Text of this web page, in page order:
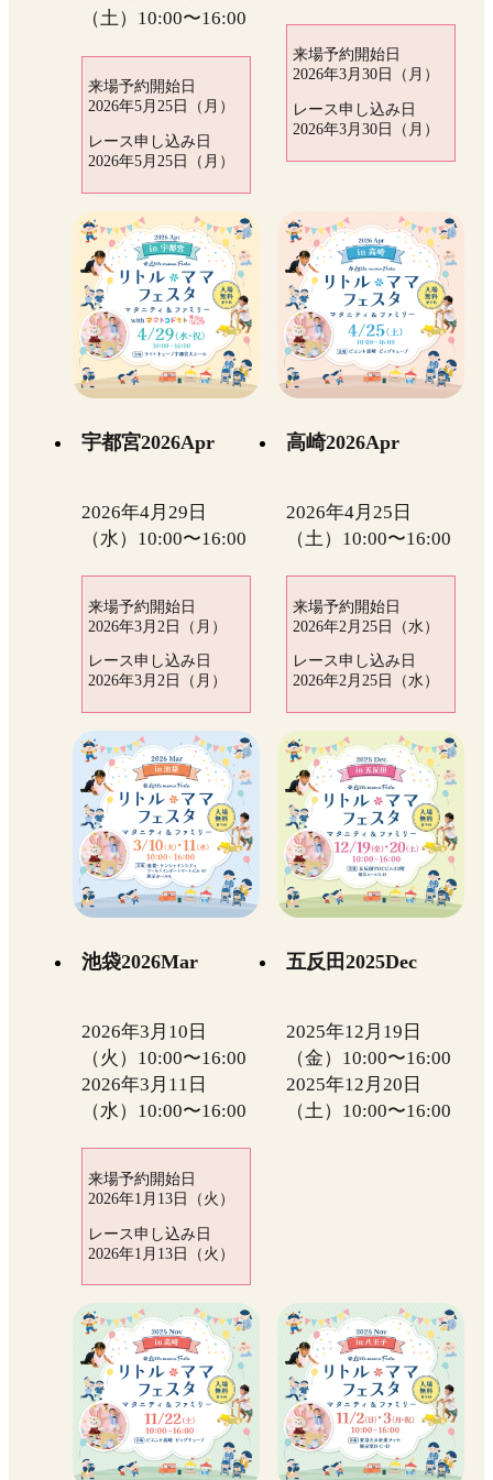
（土）10:00〜16:00
来場予約開始日
2026年5月25日（月）
レース申し込み日
2026年5月25日（月）
来場予約開始日
2026年3月30日（月）
レース申し込み日
2026年3月30日（月）
宇都宮2026Apr
2026年4月29日
（水）10:00〜16:00
来場予約開始日
2026年3月2日（月）
レース申し込み日
2026年3月2日（月）
高崎2026Apr
2026年4月25日
（土）10:00〜16:00
来場予約開始日
2026年2月25日（水）
レース申し込み日
2026年2月25日（水）
池袋2026Mar
2026年3月10日
（火）10:00〜16:00
2026年3月11日
（水）10:00〜16:00
来場予約開始日
2026年1月13日（火）
レース申し込み日
2026年1月13日（火）
五反田2025Dec
2025年12月19日
（金）10:00〜16:00
2025年12月20日
（土）10:00〜16:00